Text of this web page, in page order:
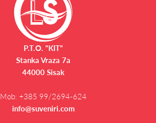
P.T.O. "KIT"
Stanka Vraza 7a
44000 Sisak
Mob: +385 99/2694-624
info@suveniri.com